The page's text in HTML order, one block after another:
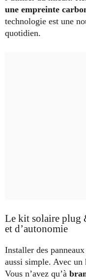
une empreinte
technologie est une
quotidien.
Le kit solaire plug
et d’autonomie
Installer des
aussi simple. Avec
Vous n’avez qu’à